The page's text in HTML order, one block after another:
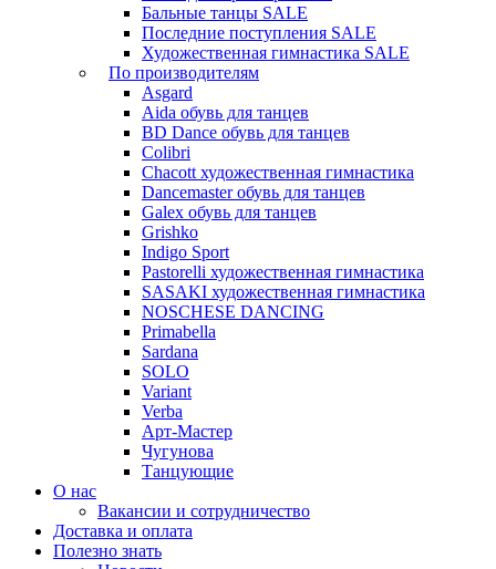
Бальные танцы SALE
Последние поступления SALE
Художественная гимнастика SALE
По производителям
Asgard
Аida обувь для танцев
BD Dance обувь для танцев
Colibri
Chacott художественная гимнастика
Dancemaster обувь для танцев
Galex обувь для танцев
Grishko
Indigo Sport
Pastorelli художественная гимнастика
SASAKI художественная гимнастика
NOSCHESE DANCING
Primabella
Sardana
SOLO
Variant
Verba
Арт-Мастер
Чугунова
Танцующие
О нас
Вакансии и сотрудничество
Доставка и оплата
Полезно знать